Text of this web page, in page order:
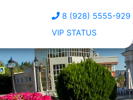
8 (928) 5555-929
VIP STATUS